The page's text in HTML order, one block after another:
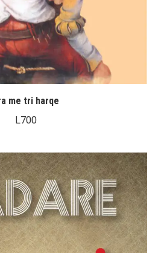
me tri harqe
L700